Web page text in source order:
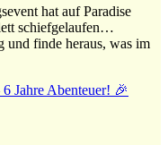
hat auf Paradise
schiefgelaufen…
und finde heraus, was im
Jahre Abenteuer! 🎉